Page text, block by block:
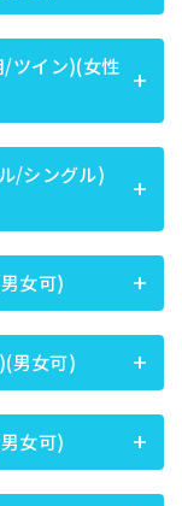
/ツイン)(女性
/シングル)
女可)
男女可)
女可)